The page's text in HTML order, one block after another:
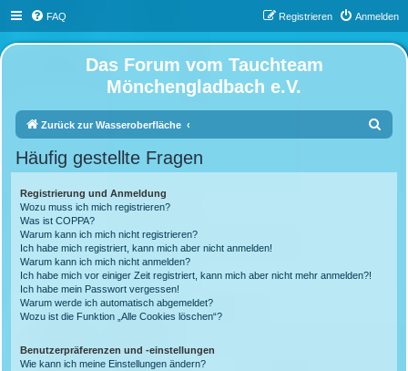
FAQ Anmelden
Registrieren
Das Forum vom Tauchteam
Mönchengladbach e.V.
Zurück zur Wasseroberfläche
Häufig gestellte Fragen
Registrierung und Anmeldung
Wozu muss ich mich registrieren?
Was ist COPPA?
Warum kann ich mich nicht registrieren?
Ich habe mich registriert, kann mich aber nicht anmelden!
Warum kann ich mich nicht anmelden?
Ich habe mich vor einiger Zeit registriert, kann mich aber nicht mehr anmelden?!
Ich habe mein Passwort vergessen!
Warum werde ich automatisch abgemeldet?
Wozu ist die Funktion „Alle Cookies löschen“?
Benutzerpräferenzen und -einstellungen
Wie kann ich meine Einstellungen ändern?